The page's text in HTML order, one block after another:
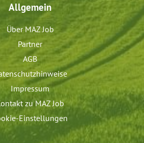
Allgemein
Über MAZ Job
Partner
AGB
Impressum
zu MAZ Job
Einstellungen